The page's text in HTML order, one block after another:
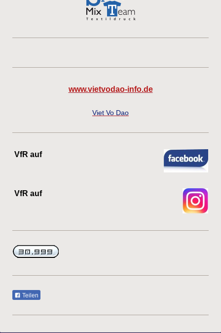
www.vietvodao-info.de
Viet Vo Dao
VfR auf
VfR auf
Teilen